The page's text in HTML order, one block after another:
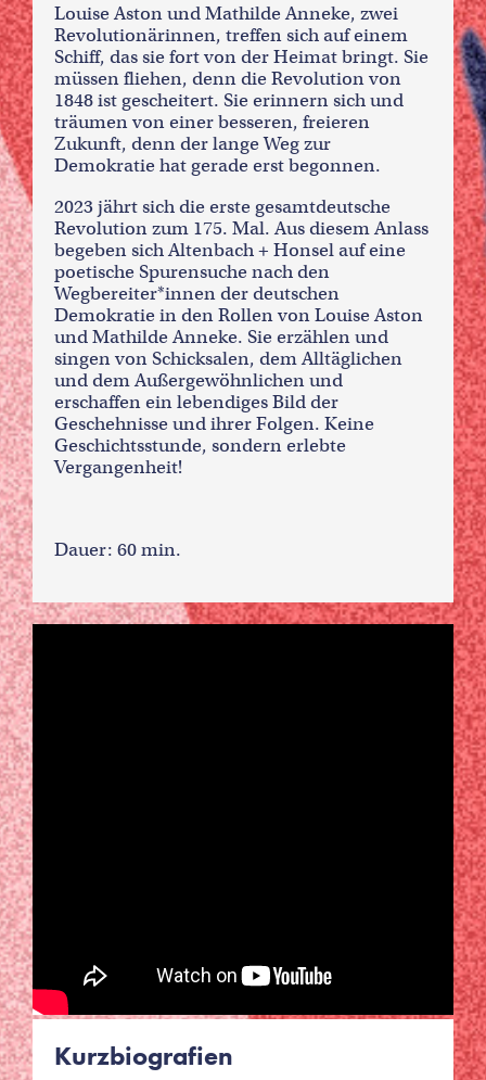
Louise Aston und Mathilde Anneke, zwei
Revolutionärinnen, treffen sich auf einem
Schiff, das sie fort von der Heimat bringt. Sie
müssen fliehen, denn die Revolution von
1848 ist gescheitert. Sie erinnern sich und
träumen von einer besseren, freieren
Zukunft, denn der lange Weg zur
Demokratie hat gerade erst begonnen.
2023 jährt sich die erste gesamtdeutsche
Revolution zum 175. Mal. Aus diesem Anlass
begeben sich Altenbach + Honsel auf eine
poetische Spurensuche nach den
Wegbereiter*innen der deutschen
Demokratie in den Rollen von Louise Aston
und Mathilde Anneke. Sie erzählen und
singen von Schicksalen, dem Alltäglichen
und dem Außergewöhnlichen und
erschaffen ein lebendiges Bild der
Geschehnisse und ihrer Folgen. Keine
Geschichtsstunde, sondern erlebte
Vergangenheit!
Dauer: 60 min.
Kurzbiografien